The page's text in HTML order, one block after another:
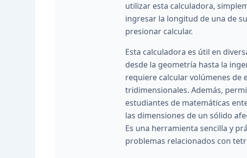
utilizar esta calculadora,
ingresar la longitud de una de
presionar calcular.
Esta calculadora es útil en
desde la geometría hasta la
requiere calcular volúmenes de
tridimensionales. Además,
estudiantes de matemáticas
las dimensiones de un sólido
Es una herramienta sencilla y
problemas relacionados con